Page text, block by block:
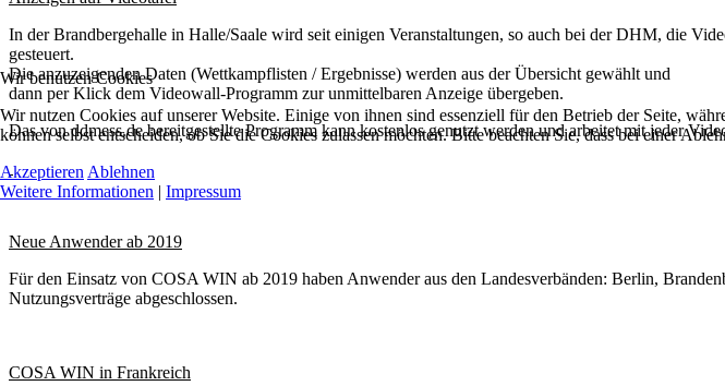
In der Brandbergehalle in Halle/Saale wird seit einigen Veranstaltungen, so auch bei der DHM, die
gesteuert.
Die anzuzeigenden Daten (Wettkampflisten / Ergebnisse) werden aus der Übersicht gewählt und
dann per Klick dem Videowall-Programm zur unmittelbaren Anzeige übergeben.
Das von ddmess.de bereitgestellte Programm kann kostenlos genutzt werden und arbeitet mit jeder
Neue Anwender ab 2019
Für den Einsatz von COSA WIN ab 2019 haben Anwender aus den Landesverbänden: Berlin,
Nutzungsverträge abgeschlossen.
COSA WIN in Frankreich
Wir benutzen Cookies
Wir nutzen Cookies auf unserer Website. Einige von ihnen sind essenziell für den Betrieb der Seite,
können selbst entscheiden, ob Sie die Cookies zulassen möchten. Bitte beachten Sie, dass bei einer
Akzeptieren Ablehnen
Weitere Informationen | Impressum